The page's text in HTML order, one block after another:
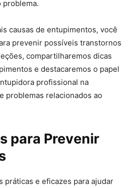
problema.
causas de entupimentos, você
prevenir possíveis transtornos
compartilharemos dicas
e destacaremos o papel
profissional na
problemas relacionados ao
para Prevenir
práticas e eficazes para ajudar